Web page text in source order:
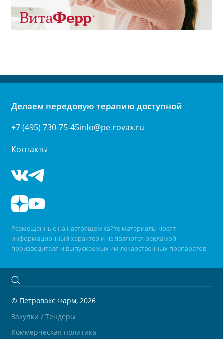
Делаем передовую терапию доступной
+7 (495) 730-75-45info@petrovax.ru
Контакты
Размещенные на настоящем сайте материалы носят
информационный характер и не являются рекламой
производителя и выпускаемых им лекарственных препаратов
© Петровакс Фарм, 2026
Закупки / Тендеры
Коммерческая политика